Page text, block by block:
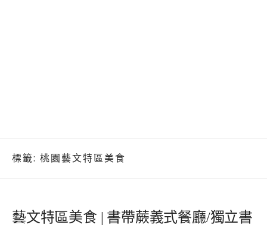
標籤: 桃園藝文特區美食
藝文特區美食 | 書帶蕨義式餐廳/獨立書